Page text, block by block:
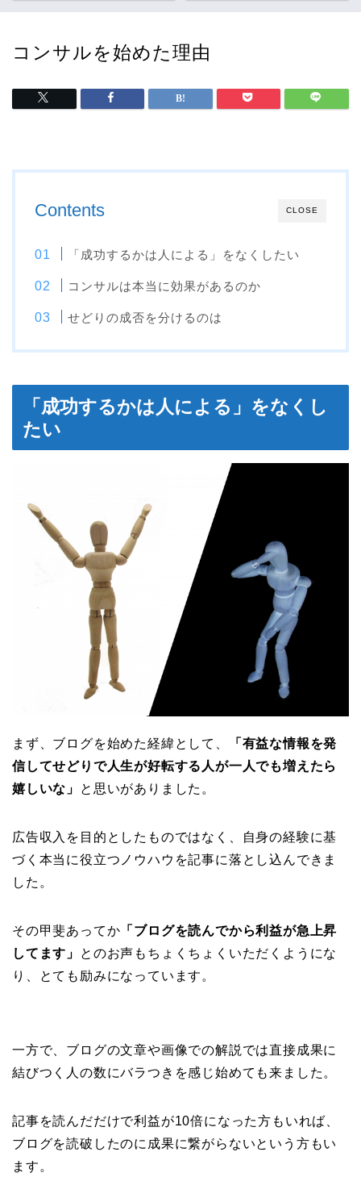
コンサルを始めた理由
CLOSE
Contents
「成功するかは人による」をなくしたい
コンサルは本当に効果があるのか
せどりの成否を分けるのは
「成功するかは人による」をなくし
たい
まず、ブログを始めた経緯として、
「有益な情報を発
信してせどりで人生が好転する人が一人でも増えたら
嬉しいな」
と思いがありました。
広告収入を目的としたものではなく、自身の経験に基
づく本当に役立つノウハウを記事に落とし込んできま
した。
その甲斐あってか 「ブログを読んでから利益が急上昇
してます」
とのお声もちょくちょくいただくようにな
り、とても励みになっています。
一方で、ブログの文章や画像での解説では直接成果に
結びつく人の数にバラつきを感じ始めても来ました。
記事を読んだだけで利益が10倍になった方もいれば、
ブログを読破したのに成果に繋がらないという方もい
ます。